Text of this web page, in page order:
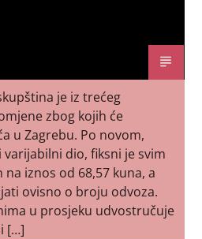
je iz trećeg
zbog kojih će
u Zagrebu. Po novom,
dio, fiksni je svim
iznos od 68,57 kuna, a
ovisno o broju odvoza.
u prosjeku udvostručuje
[…]